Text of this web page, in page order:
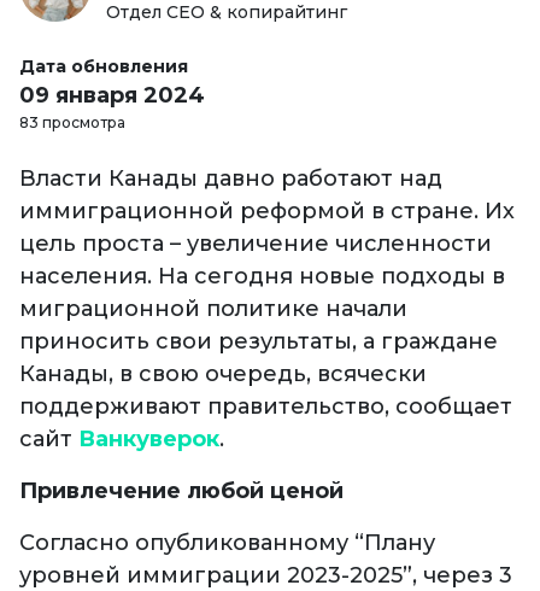
Отдел СЕО & копирайтинг
Дата обновления
09 января 2024
83 просмотра
Власти Канады давно работают над
иммиграционной реформой в стране. Их
цель проста – увеличение численности
населения. На сегодня новые подходы в
миграционной политике начали
приносить свои результаты, а граждане
Канады, в свою очередь, всячески
поддерживают правительство, сообщает
сайт Ванкуверок.
Привлечение любой ценой
Согласно опубликованному “Плану
уровней иммиграции 2023-2025”, через 3